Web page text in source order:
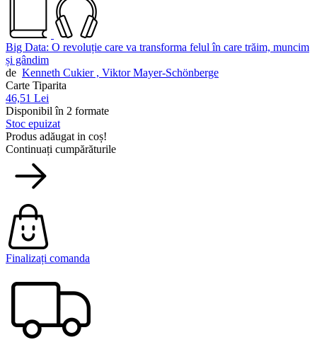
Big Data: O revoluție care va transforma felul în care trăim, muncim
și gândim
de Kenneth Cukier , Viktor Mayer-Schönberge
Carte Tiparita
46,51 Lei
Disponibil în 2 formate
Stoc epuizat
Produs adăugat in coș!
Continuați cumpărăturile
Finalizați comanda